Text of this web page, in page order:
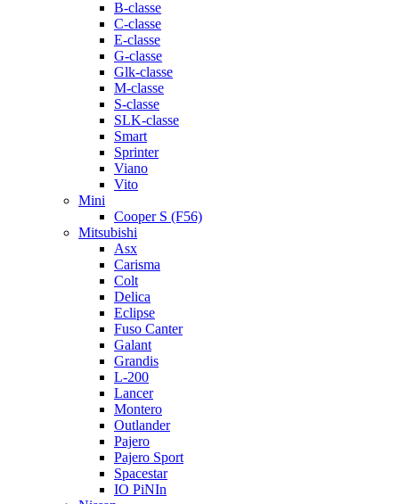
B-classe
C-classe
E-classe
G-classe
Glk-classe
M-classe
S-classe
SLK-classe
Smart
Sprinter
Viano
Vito
Mini
Cooper S (F56)
Mitsubishi
Asx
Carisma
Colt
Delica
Eclipse
Fuso Canter
Galant
Grandis
L-200
Lancer
Montero
Outlander
Pajero
Pajero Sport
Spacestar
IO PiNIn